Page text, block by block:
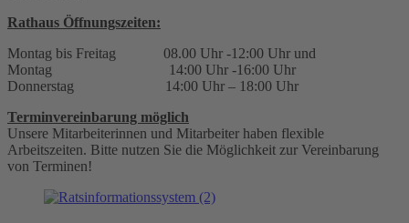
Rathaus Öffnungszeiten:
Montag bis Freitag 08.00 Uhr -12:00 Uhr und
Montag 14:00 Uhr -16:00 Uhr
Donnerstag 14:00 Uhr – 18:00 Uhr
Terminvereinbarung möglich
Unsere Mitarbeiterinnen und Mitarbeiter haben flexible
Arbeitszeiten. Bitte nutzen Sie die Möglichkeit zur Vereinbarung
von Terminen!